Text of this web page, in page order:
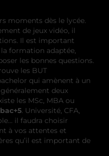
moments dès le lycée.
de jeux vidéo, il
Il est important
formation adaptée,
les bonnes questions.
les BUT
qui amènent à un
deux
les MSc, MBA ou
bac+5. Université, CFA,
il faudra choisir
à vos attentes et
qu’il est important de